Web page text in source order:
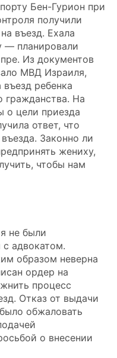
Бен-Гурион при
получили
въезд. Ехала
— планировали
Из документов
МВД Израиля,
ребенка
гражданства. На
о цели приезда
ответ, что
Законно ли
жениху,
чтобы нам
не были
с адвокатом.
образом неверна
ордер на
процесс
Отказ от выдачи
обжаловать
о внесении